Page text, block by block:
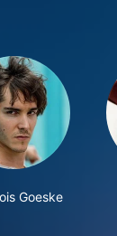
Goeske